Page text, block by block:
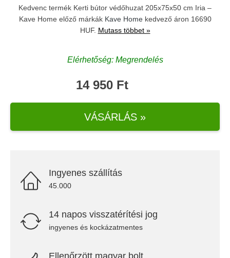
Kedvenc termék Kerti bútor védőhuzat 205x75x50 cm Iria –
Kave Home előző márkák Kave Homekedvező áron 16690
HUF. Mutass többet »
Elérhetőség: Megrendelés
14 950 Ft
VÁSÁRLÁS »
Ingyenes szállítás
45.000
14 napos visszatérítési jog
ingyenes és kockázatmentes
Ellenőrzött magyar bolt